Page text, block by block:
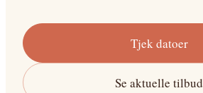
Tjek datoer
Se aktuelle tilbud